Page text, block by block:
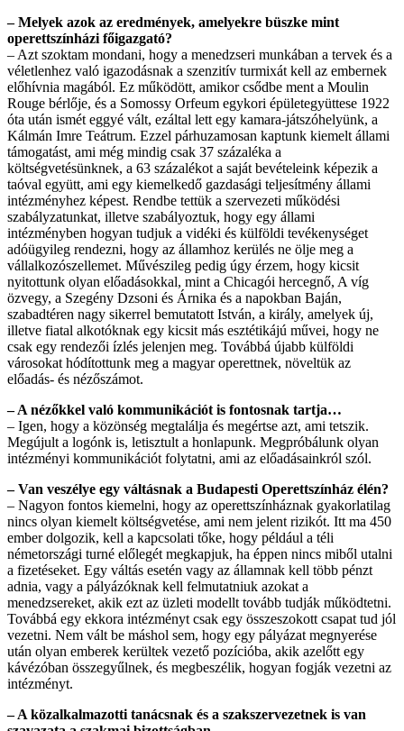
– Melyek azok az eredmények, amelyekre büszke mint
operettszínházi főigazgató?
– Azt szoktam mondani, hogy a menedzseri munkában a tervek és a
véletlenhez való igazodásnak a szenzitív turmixát kell az embernek
előhívnia magából. Ez működött, amikor csődbe ment a Moulin
Rouge bérlője, és a Somossy Orfeum egykori épületegyüttese 1922
óta után ismét eggyé vált, ezáltal lett egy kamara-játszóhelyünk, a
Kálmán Imre Teátrum. Ezzel párhuzamosan kaptunk kiemelt állami
támogatást, ami még mindig csak 37 százaléka a
költségvetésünknek, a 63 százalékot a saját bevételeink képezik a
taóval együtt, ami egy kiemelkedő gazdasági teljesítmény állami
intézményhez képest. Rendbe tettük a szervezeti működési
szabályzatunkat, illetve szabályoztuk, hogy egy állami
intézményben hogyan tudjuk a vidéki és külföldi tevékenységet
adóügyileg rendezni, hogy az államhoz kerülés ne ölje meg a
vállalkozószellemet. Művészileg pedig úgy érzem, hogy kicsit
nyitottunk olyan előadásokkal, mint a Chicagói hercegnő, A víg
özvegy, a Szegény Dzsoni és Árnika és a napokban Baján,
szabadtéren nagy sikerrel bemutatott István, a király, amelyek új,
illetve fiatal alkotóknak egy kicsit más esztétikájú művei, hogy ne
csak egy rendezői ízlés jelenjen meg. Továbbá újabb külföldi
városokat hódítottunk meg a magyar operettnek, növeltük az
előadás- és nézőszámot.
– A nézőkkel való kommunikációt is fontosnak tartja…
– Igen, hogy a közönség megtalálja és megértse azt, ami tetszik.
Megújult a logónk is, letisztult a honlapunk. Megpróbálunk olyan
intézményi kommunikációt folytatni, ami az előadásainkról szól.
– Van veszélye egy váltásnak a Budapesti Operettszínház élén?
– Nagyon fontos kiemelni, hogy az operettszínháznak gyakorlatilag
nincs olyan kiemelt költségvetése, ami nem jelent rizikót. Itt ma 450
ember dolgozik, kell a kapcsolati tőke, hogy például a téli
németországi turné előlegét megkapjuk, ha éppen nincs miből utalni
a fizetéseket. Egy váltás esetén vagy az államnak kell több pénzt
adnia, vagy a pályázóknak kell felmutatniuk azokat a
menedzsereket, akik ezt az üzleti modellt tovább tudják működtetni.
Továbbá egy ekkora intézményt csak egy összeszokott csapat tud jól
vezetni. Nem vált be máshol sem, hogy egy pályázat megnyerése
után olyan emberek kerültek vezető pozícióba, akik azelőtt egy
kávézóban összegyűlnek, és megbeszélik, hogyan fogják vezetni az
intézményt.
– A közalkalmazotti tanácsnak és a szakszervezetnek is van